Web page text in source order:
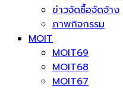
ข่าวจัดซื้อจัดจ้าง
ภาพกิจกรรม
MOIT
MOIT69
MOIT68
MOIT67